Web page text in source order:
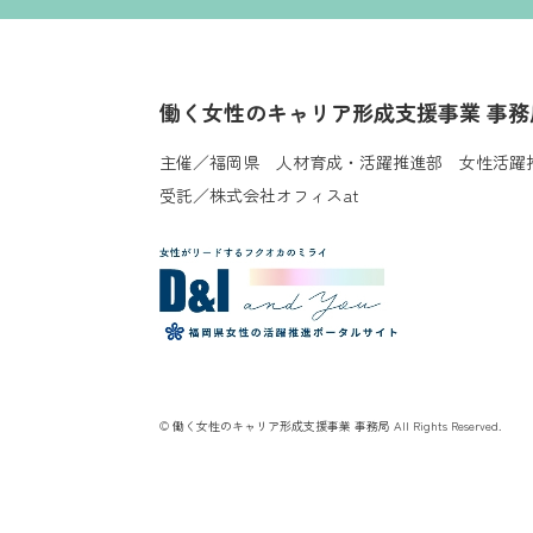
働く女性のキャリア形成支援事業 事
主催／福岡県 人材育成・活躍推進部 女性活躍
受託／株式会社オフィスat
© 働く女性のキャリア形成支援事業 事務局 All Rights Reserved.